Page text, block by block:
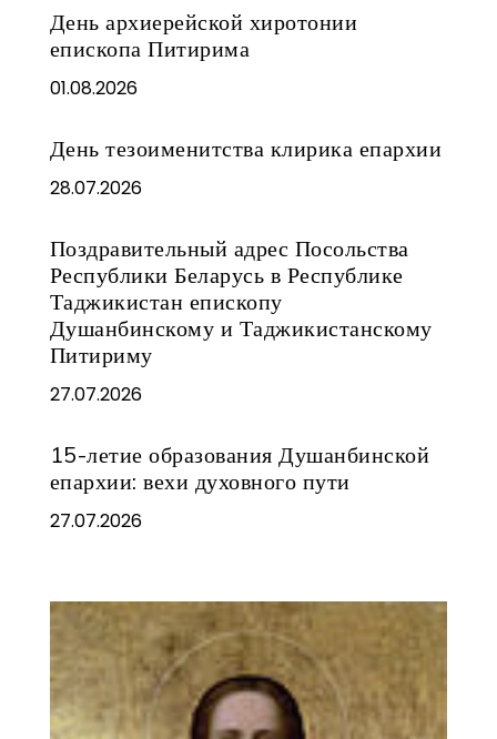
День архиерейской хиротонии
епископа Питирима
01.08.2026
День тезоименитства клирика епархии
28.07.2026
Поздравительный адрес Посольства
Республики Беларусь в Республике
Таджикистан епископу
Душанбинскому и Таджикистанскому
Питириму
27.07.2026
15-летие образования Душанбинской
епархии: вехи духовного пути
27.07.2026